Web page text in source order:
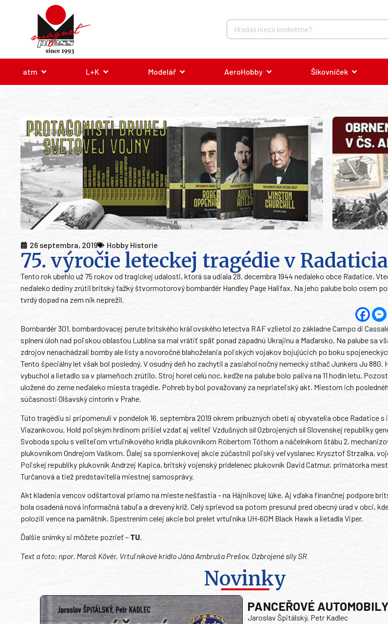
atm L+K Modelář AeroHobby Šikovníček
26 septembra, 2019 Hobby Historie
75. výročie leteckej tragédie v
Tento rok ubehlo už 75 rokov od tragickej udalosti, ktorá sa udiala 28. decembra 1944 neďaleko obce Radatice.
neďaleko dediny zrútil britský ťažký štvormotorový bombardér Handley Page Halifax. Na jeho palube bolo osem
tvrdý dopad na zem nik neprežil.
Bombardér 301. bombardovacej perute britského kráľovského letectva RAF vzlietol zo základne Campo di
splnení úloh nad poľskou oblasťou Lublina sa mal vrátiť späť ponad západnú Ukrajinu a Maďarsko. Na palube sa
zdrojov nenachádzali bomby ale listy a novoročné blahoželania poľských vojakov bojujúcich po boku
Tento špeciálny let však bol posledný. V osudný deň ho zachytil a zasiahol nočný nemecký stíhač Junkers Ju 88G.
vybuchol a lietadlo sa v plameňoch zrútilo. Stroj horel celú noc, keďže na palube bolo paliva na 11 hodín letu.
uložené do zeme neďaleko miesta tragédie. Pohreb by bol považovaný za nepriateľský akt. Miestom ich
súčasnosti Olšavský cintorín v Prahe.
Túto tragédiu si pripomenuli v pondelok 16. septembra 2019 okrem príbuzných obetí aj obyvatelia obce Radatice
Viazankovou. Hold poľským hrdinom prišiel vzdať aj veliteľ Vzdušných síl Ozbrojených síl Slovenskej republiky
Svoboda spolu s veliteľom vrtuľníkového krídla plukovníkom Róbertom Tóthom a náčelníkom štábu 2.
plukovníkom Ondrejom Vaškom. Ďalej sa spomienkovej akcie zúčastnil poľský veľvyslanec Krysztof Strzalka,
Poľskej republiky plukovník Andrzej Kapica, britský vojenský pridelenec plukovník David Catmur, primátorka
Turčanová a tiež predstavitelia miestnej samosprávy.
Akt kladenia vencov odštartoval priamo na mieste nešťastia – na Hájnikovej lúke. Aj vďaka finančnej podpore
bola osadená nová informačná tabuľa a drevený kríž. Celý sprievod sa potom presunul pred obecný úrad v obci,
polozili vence na pamätník. Spestrením celej akcie bol prelet vrtuľníka UH-60M Black Hawk a lietadla Viper.
Ďalšie snímky si môžete pozrieť – TU.
Text a foto: npor. Maroš Kövér, Vrtuľníkové krídlo Jána Ambruša Prešov, Ozbrojené sily SR
Novinky
PANCEŘOVÉ
Jaroslav Špitálský, Petr Kadlec